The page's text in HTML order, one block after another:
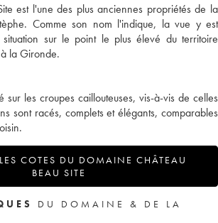
est l'une des plus anciennes propriétés de la
Comme son nom l'indique, la vue y est
sur le point le plus élevé du territoire
la Gironde.
sur les croupes caillouteuses, vis-à-vis de celles
sont racés, complets et élégants, comparables
COTES DU DOMAINE CHÂTEAU
BEAU SITE
DU DOMAINE & DE LA